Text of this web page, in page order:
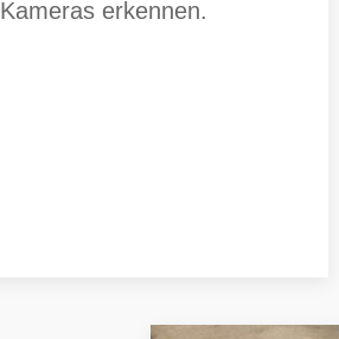
Kameras erkennen.